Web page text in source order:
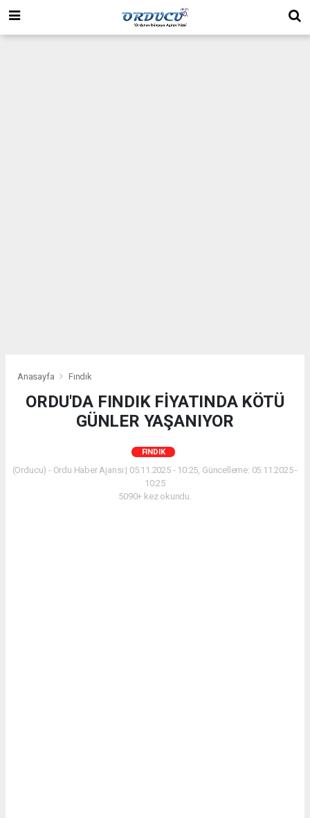
Anasayfa Fındık
ORDU'DA FINDIK FİYATINDA KÖTÜ
GÜNLER YAŞANIYOR
FINDIK
(Orducu) - Ordu Haber Ajansı | 05.11.2025 - 10:25, Güncelleme: 05.11.2025 -
10:25
5090+ kez okundu.